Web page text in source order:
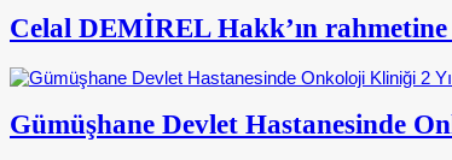
Celal DEMİREL Hakk’ın
Gümüşhane Devlet Hastanesinde